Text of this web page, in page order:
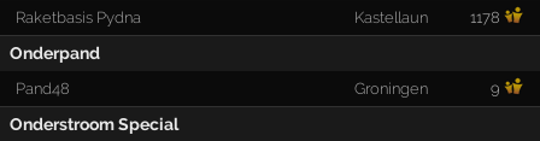
Raketbasis Pydna Kastellaun 1178
Onderpand
Pand48 Groningen 9
Onderstroom Special